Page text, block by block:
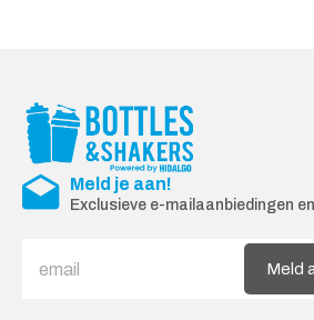
Meld je aan!
Exclusieve e-mailaanbiedingen
Meld